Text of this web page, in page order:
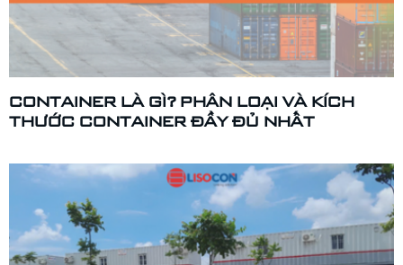
CONTAINER LÀ GÌ? PHÂN LOẠI VÀ KÍCH
THƯỚC CONTAINER ĐẦY ĐỦ NHẤT